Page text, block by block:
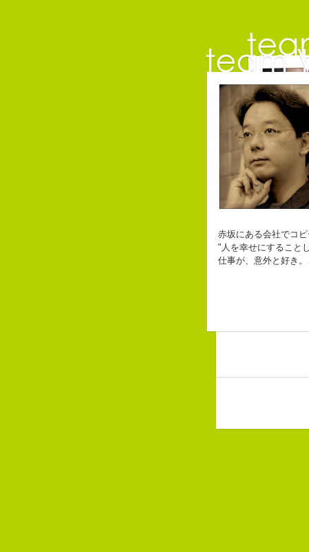
こんちゃっ
皆からは「
なぜかって
なぜか、皆
長崎県五島市出身
赤坂にある会社でコ
"人を幸せにすること
仕事が、意外と好き